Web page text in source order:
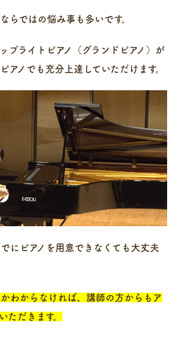
らではの悩み事も多いです。
プライトピアノ（グランドピアノ）が
アノでも充分上達していただけます。
にピアノを用意できなくても大丈夫
わからなければ、講師の方からもア
ただきます。